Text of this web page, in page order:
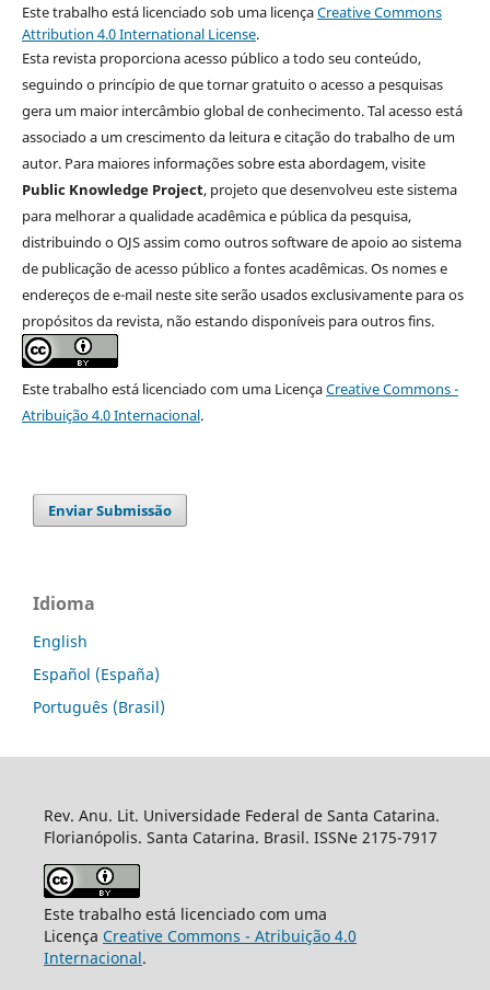
Este trabalho está licenciado sob uma licençaCreative Commons
Attribution 4.0 International License.
Esta revista proporciona acesso público a todo seu conteúdo,
seguindo o princípio de que tornar gratuito o acesso a pesquisas
gera um maior intercâmbio global de conhecimento. Tal acesso está
associado a um crescimento da leitura e citação do trabalho de um
autor. Para maiores informações sobre esta abordagem, visite
Public Knowledge Project, projeto que desenvolveu este sistema
para melhorar a qualidade acadêmica e pública da pesquisa,
distribuindo o OJS assim como outros software de apoio ao sistema
de publicação de acesso público a fontes acadêmicas. Os nomes e
endereços de e-mail neste site serão usados exclusivamente para os
propósitos da revista, não estando disponíveis para outros fins.
Este trabalho está licenciado com uma LicençaCreative Commons -
Atribuição 4.0 Internacional.
Enviar Submissão
Idioma
English
Español (España)
Português (Brasil)
Rev. Anu. Lit. Universidade Federal de Santa Catarina.
Florianópolis. Santa Catarina. Brasil. ISSNe 2175-7917
Este trabalho está licenciado com uma
Licença Creative Commons - Atribuição 4.0
Internacional.